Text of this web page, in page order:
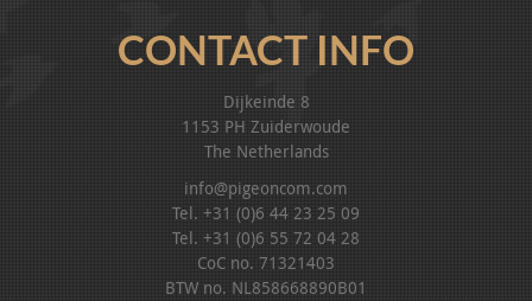
CONTACT INFO
Dijkeinde 8
1153 PH Zuiderwoude
The Netherlands
info@pigeoncom.com
Tel. +31 (0)6 44 23 25 09
Tel. +31 (0)6 55 72 04 28
CoC no. 71321403
BTW no. NL858668890B01